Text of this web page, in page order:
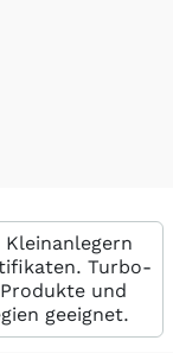
Turbo-
und
geeignet.